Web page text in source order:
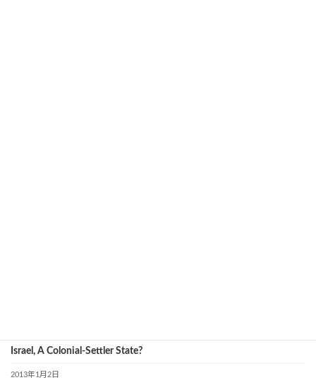
Israel, A Colonial-Settler State?
2013年1月2日